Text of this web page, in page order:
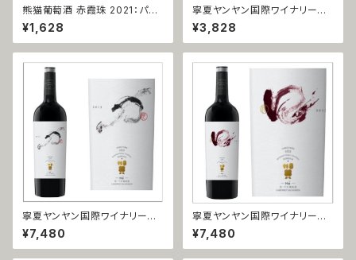
熊猫葡萄酒 赤霞珠 2021：パン
ダワイン カベルネ・ソーヴィニョ
ン 2021
¥1,628
寧夏ヤンヤン国際ワイナリー
美楽（メルロー）2018
¥3,828
寧夏ヤンヤン国際ワイナリー
赤霞珠 力（カベルネ・ソーヴィニ
ヨン＝リー ）2018
¥7,480
寧夏ヤンヤン国際ワイナリー
蛇龍珠 口（シャーロンジュウ＝
コウ）2017
¥7,480